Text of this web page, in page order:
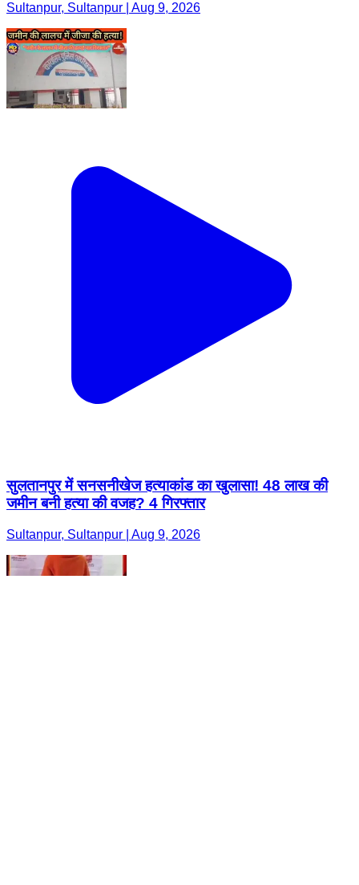
Sultanpur, Sultanpur | Aug 9, 2026
सुलतानपुर में सनसनीखेज हत्याकांड का खुलासा! 48 लाख की
जमीन बनी हत्या की वजह? 4 गिरफ्तार
Sultanpur, Sultanpur | Aug 9, 2026